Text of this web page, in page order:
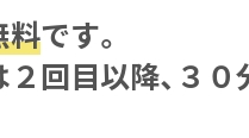
料です。
回目以降、 ３０